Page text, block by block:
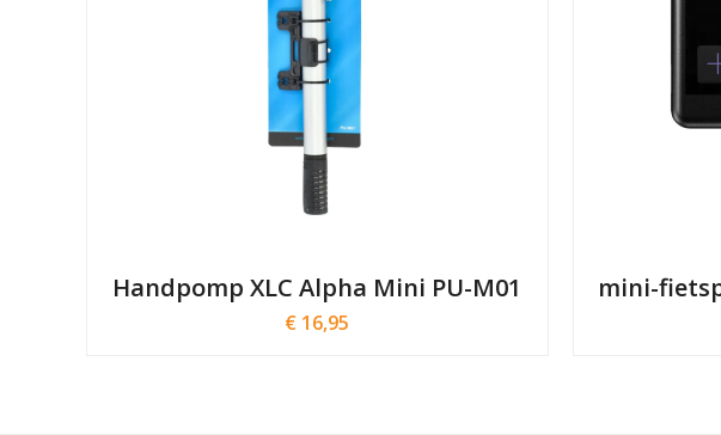
Handpomp XLC Alpha Mini PU-M01
€ 16,95
mini-